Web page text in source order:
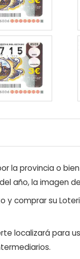
la provincia o
año, la imagen
y comprar su
localizará para